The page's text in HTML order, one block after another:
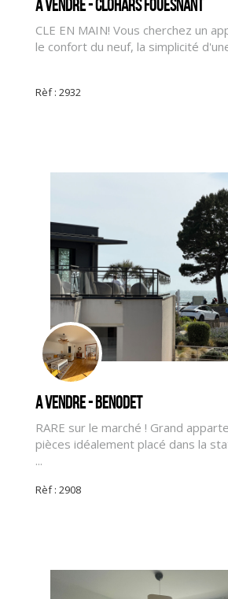
A vendre - CLOHARS FOUESNANT
CLE EN MAIN! Vous cherchez un
le confort du neuf, la simplicité
Rèf : 2932
A vendre - BENODET
RARE sur le marché ! Grand
pièces idéalement placé dans la
...
Rèf : 2908